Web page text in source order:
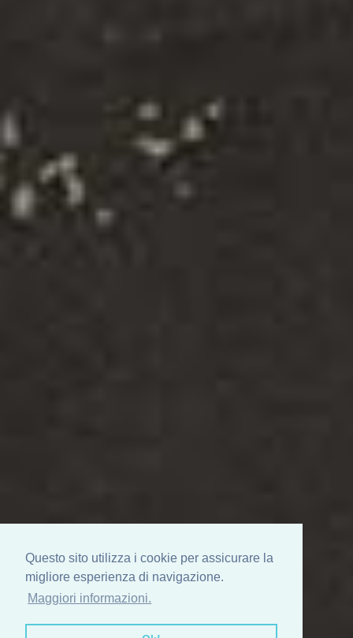
Questo sito utilizza i cookie per assicurare la
migliore esperienza di navigazione.
Maggiori informazioni.